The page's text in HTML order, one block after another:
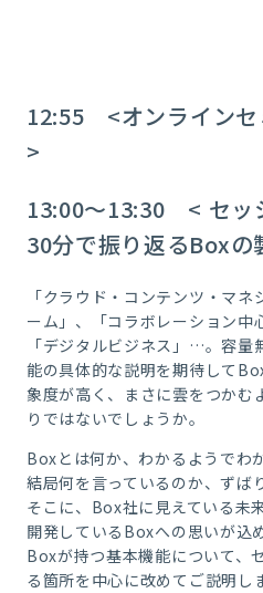
12:55 <オンラインセ
>
13:00～13:30 < セッ
30分で振り返るBox
「クラウド・コンテンツ・マ
ーム」、「コラボレーション中
「デジタルビジネス」…。容量
能の具体的な説明を期待して
象度が高く、まさに雲をつかむ
りではないでしょうか。
Boxとは何か、わかるようでわ
結局何を言っているのか、ずば
そこに、Box社に見えている未
開発しているBoxへの思いが込
Boxが持つ基本機能について、
る箇所を中心に改めてご説明し